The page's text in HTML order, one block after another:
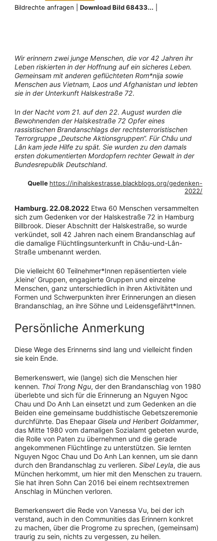
Bildrechte anfragen | Download Bild 68433...
Wir erinnern zwei junge Menschen, die vor 42 Jahren ihr
Leben riskierten in der Hoffnung auf ein sicheres Leben.
Gemeinsam mit anderen geflüchteten Rom*nija sowie
Menschen aus Vietnam, Laos und Afghanistan und lebten
sie in der Unterkunft Halskestraße 72.
In der Nacht vom 21. auf den 22. August wurden die
Bewohnenden der Halskestraße 72 Opfer eines
rassistischen Brandanschlags der rechtsterroristischen
Terrorgruppe „Deutsche Aktionsgruppen“. Für Châu und
Lân kam jede Hilfe zu spät. Sie wurden zu den damals
ersten dokumentierten Mordopfern rechter Gewalt in der
Bundesrepublik Deutschland.
Quelle https://inihalskestrasse.blackblogs.org/gedenken-
2022/
Hamburg. 22.08.2022 Etwa 60 Menschen versammelten
sich zum Gedenken vor der Halskestraße 72 in Hamburg
Billbrook. Dieser Abschnitt der Halskestraße, so wurde
verkündet, soll 42 Jahren nach einem Brandanschlag auf
die damalige Flüchtlingsunterkunft in Châu-und-Lân-
Straße umbenannt werden.
Die vielleicht 60 Teilnehmer*Innen repäsentierten viele
‚kleine‘ Gruppen, engagierte Gruppen und einzelne
Menschen, ganz unterschiedlich in ihren Aktivitäten und
Formen und Schwerpunkten ihrer Erinnerungen an diesen
Brandanschlag, an ihre Söhne und Leidensgefährt*Innen.
Persönliche Anmerkung
Diese Wege des Erinnerns sind lang und vielleicht finden
sie kein Ende.
Bemerkenswert, wie (lange) sich die Menschen hier
kennen. Thoi Trong Ngu, der den Brandanschlag von 1980
überlebte und sich für die Erinnerung an Nguyen Ngoc
Chau und Do Anh Lan einsetzt und zum Gedenken an die
Beiden eine gemeinsame buddhistische Gebetszeremonie
durchführte. Das Ehepaar Gisela und Heribert Goldammer,
das Mitte 1980 vom damaligen Sozialamt gebeten wurde,
die Rolle von Paten zu übernehmen und die gerade
angekommenen Flüchtlinge zu unterstützen. Sie lernten
Nguyen Ngoc Chau und Do Anh Lan kennen, um sie dann
durch den Brandanschlag zu verlieren. Sibel Leyla, die aus
München herkommt, um hier mit den Menschen zu trauern.
Sie hat ihren Sohn Can 2016 bei einem rechtsextremen
Anschlag in München verloren.
Bemerkenswert die Rede von Vanessa Vu, bei der ich
verstand, auch in den Communities das Erinnern konkret
zu machen, über die Progrome zu sprechen, (gemeinsam)
traurig zu sein, nichts zu vergessen, zu heilen.